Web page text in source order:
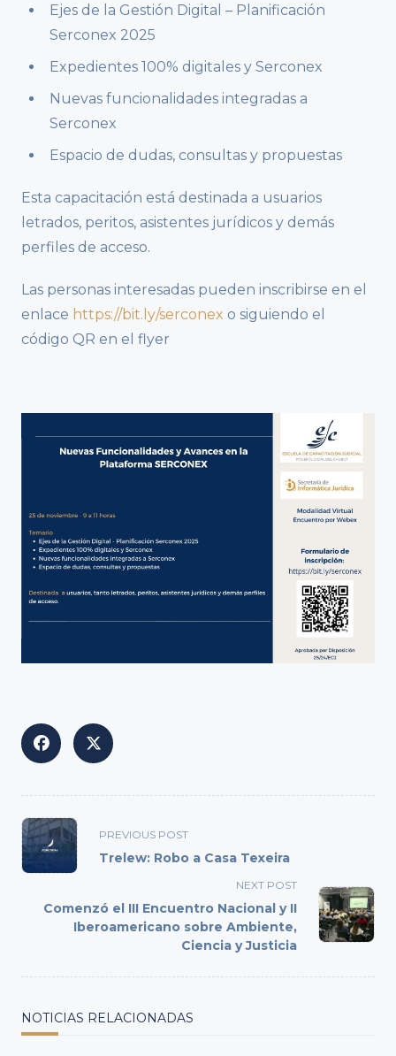
Ejes de la Gestión Digital – Planificación
Serconex 2025
Expedientes 100% digitales y Serconex
Nuevas funcionalidades integradas a
Serconex
Espacio de dudas, consultas y propuestas
Esta capacitación está destinada a usuarios
letrados, peritos, asistentes jurídicos y demás
perfiles de acceso.
Las personas interesadas pueden inscribirse en el
enlace https://bit.ly/serconex o siguiendo el
código QR en el flyer
<span
class="nav-
subtitle
reader-
text">Page</span>
PREVIOUS POST
Trelew: Robo a Casa Texeira
NEXT POST
Comenzó el III Encuentro Nacional y II
Iberoamericano sobre Ambiente,
Ciencia y Justicia
NOTICIAS RELACIONADAS